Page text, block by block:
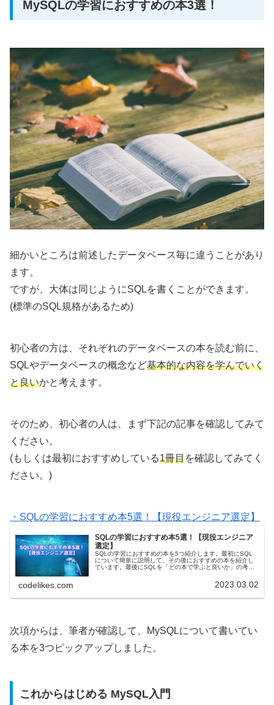
MySQLの学習におすすめの本3選！
細かいところは前述したデータベース毎に違うことがあり
ます。
ですが、大体は同じようにSQLを書くことができます。
(標準のSQL規格があるため)
初心者の方は、それぞれのデータベースの本を読む前に、
SQLやデータベースの概念など基本的な内容を学んでいく
と良いかと考えます。
そのため、初心者の人は、まず下記の記事を確認してみて
ください。
(もしくは最初におすすめしている1冊目を確認してみてく
ださい。)
・SQLの学習におすすめ本5選！【現役エンジニア選定】
SQLの学習におすすめ本5選！【現役エンジニア
選定】
SQLの学習におすすめの本を5つ紹介します。最初にSQL
について簡単に説明して、その後におすすめの本を紹介し
ています。最後にSQLを「どの本で学ぶと良いか」の考え
codelikes.com 2023.03.02
次項からは、筆者が確認して、MySQLについて書いてい
る本を3つピックアップしました。
これからはじめる MySQL入門